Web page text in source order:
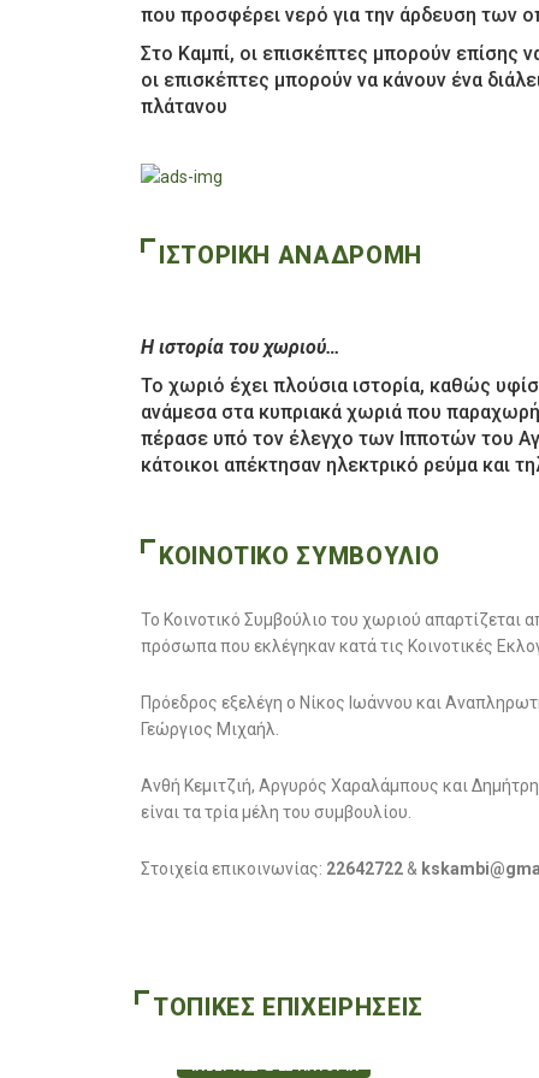
που προσφέρει νερό για την άρδευση των
Στο Καμπί, οι επισκέπτες μπορούν επίσης
οι επισκέπτες μπορούν να κάνουν ένα
πλάτανου
ΙΣΤΟΡΙΚΗ ΑΝΑΔΡΟΜΗ
Η ιστορία του χωριού…
Το χωριό έχει πλούσια ιστορία, καθώς
ανάμεσα στα κυπριακά χωριά που
πέρασε υπό τον έλεγχο των Ιπποτών του
κάτοικοι απέκτησαν ηλεκτρικό ρεύμα και
ΚΟΙΝΟΤΙΚΟ ΣΥΜΒΟΥΛΙΟ
Το Κοινοτικό Συμβούλιο του χωριού απαρτίζεται
πρόσωπα που εκλέγηκαν κατά τις Κοινοτικές
Πρόεδρος εξελέγη ο Νίκος Ιωάννου και
Γεώργιος Μιχαήλ.
Ανθή Κεμιτζιή, Αργυρός Χαραλάμπους και
είναι τα τρία μέλη του συμβουλίου.
Στοιχεία επικοινωνίας: 22642722 &
ΤΟΠΙΚΕΣ ΕΠΙΧΕΙΡΗΣΕΙΣ
ΤΑΒΕΡΝΕΣ & ΕΣΤΙΑΤΟΡΙΑ